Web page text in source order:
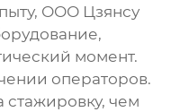
ООО Цзянсу
момент.
операторов.
чем